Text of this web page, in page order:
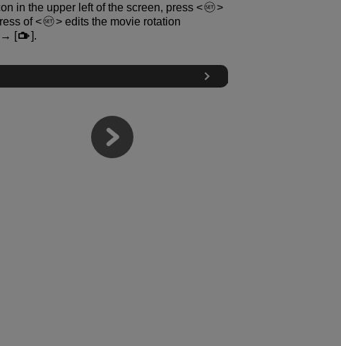
in the upper left of the screen, press
of
edits the movie rotation
[ ].